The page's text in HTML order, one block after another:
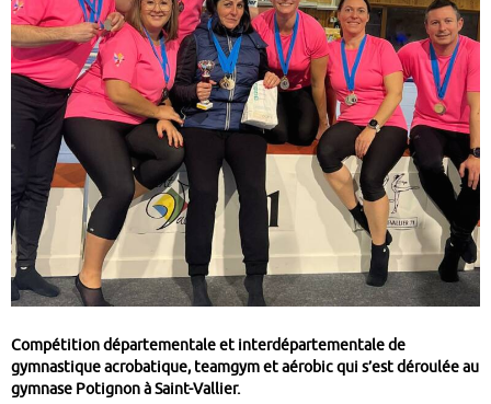
Compétition départementale et interdépartementale de
gymnastique acrobatique, teamgym et aérobic qui s’est déroulée au
gymnase Potignon à Saint-Vallier.